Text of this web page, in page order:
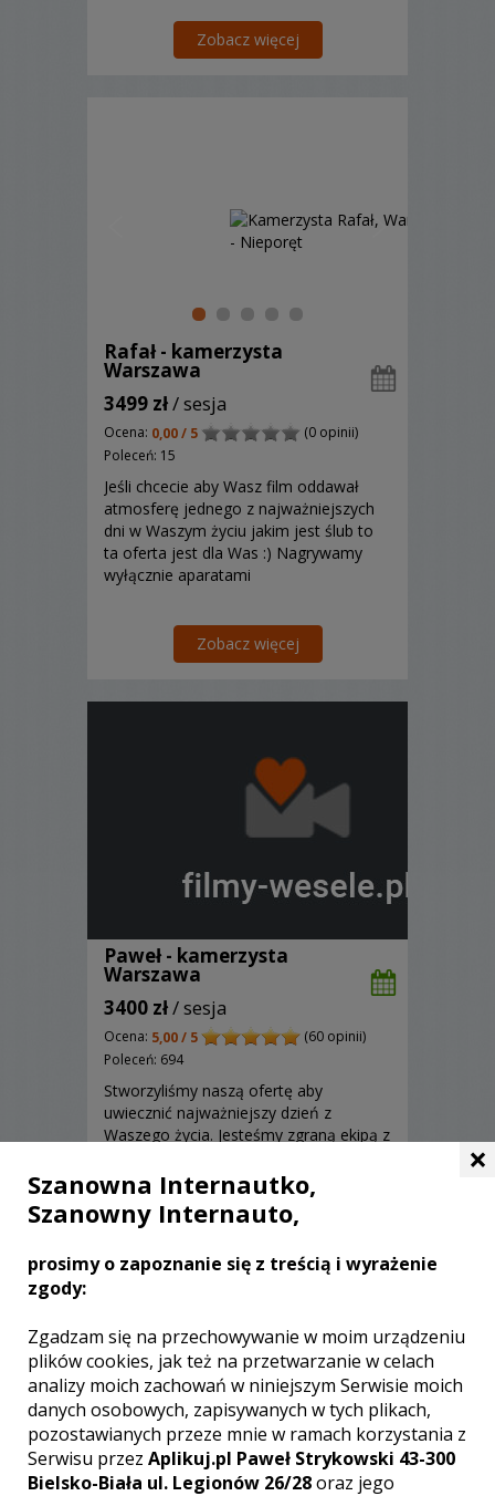
Zobacz więcej
Rafał - kamerzysta
Warszawa
3499 zł/ sesja
Ocena: 0,00 / 5
(0 opinii)
Poleceń: 15
Jeśli chcecie aby Wasz film oddawał
atmosferę jednego z najważniejszych
dni w Waszym życiu jakim jest ślub to
ta oferta jest dla Was :) Nagrywamy
wyłącznie aparatami
Zobacz więcej
Paweł - kamerzysta
Warszawa
3400 zł/ sesja
Ocena: 5,00 / 5
(60 opinii)
Poleceń: 694
Stworzyliśmy naszą ofertę aby
uwiecznić najważniejszy dzień z
Waszego życia. Jesteśmy zgraną ekipą z
Stworzony przez nas film będzie
wspaniałą pamiątką, do której będziecie
często wracać! Zapraszamy do
×
Szanowna Internautko,
Szanowny Internauto,
prosimy o zapoznanie się z treścią i wyrażenie
zgody:
Zgadzam się na przechowywanie w moim urządzeniu
plików cookies, jak też na przetwarzanie w celach
analizy moich zachowań w niniejszym Serwisie moich
danych osobowych, zapisywanych w tych plikach,
pozostawianych przeze mnie w ramach korzystania z
Serwisu przez Aplikuj.pl Paweł Strykowski 43-300
Bielsko-Biała ul. Legionów 26/28oraz jego